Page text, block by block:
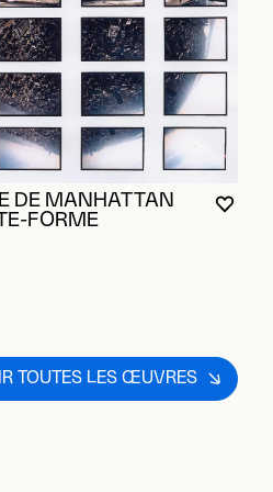
DE MANHATTAN
FORME
TOUTES LES ŒUVRES